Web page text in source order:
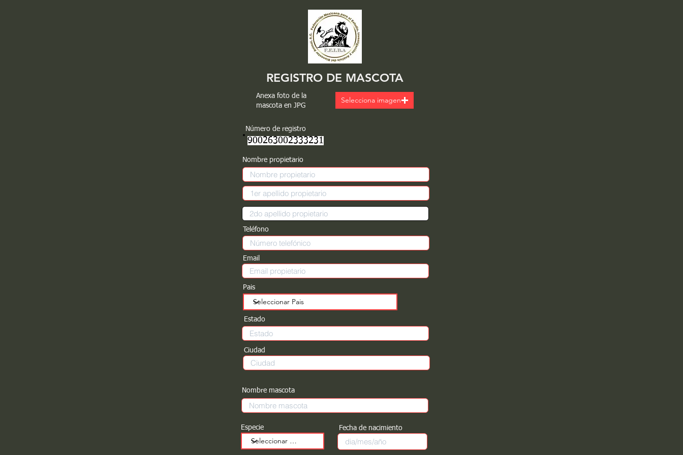
REGISTRO DE MASCOTA
Selecciona imagen
Anexa foto de la
mascota en JPG
Número de registro
900263002333231
Nombre propietario
Teléfono
Email
Pais
Estado
Ciudad
Nombre mascota
Especie Fecha de nacimiento